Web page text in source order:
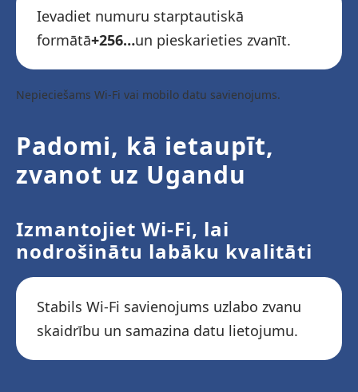
Ievadiet numuru starptautiskā
formātā+256…un pieskarieties zvanīt.
Nepieciešams Wi-Fi vai mobilo datu savienojums.
Padomi, kā ietaupīt,
zvanot uz Ugandu
Izmantojiet Wi-Fi, lai
nodrošinātu labāku kvalitāti
Stabils Wi-Fi savienojums uzlabo zvanu
skaidrību un samazina datu lietojumu.